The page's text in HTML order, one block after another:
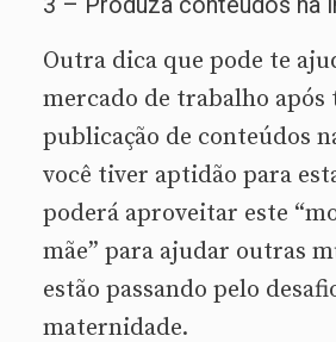
Outra dica que pode te
mercado de trabalho após
publicação de conteúdos
você tiver aptidão para
poderá aproveitar este
mãe” para ajudar outras
estão passando pelo
maternidade.